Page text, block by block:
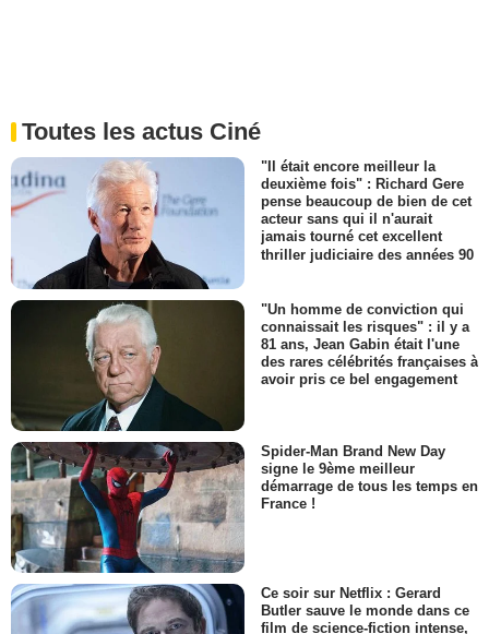
Toutes les actus Ciné
"Il était encore meilleur la
deuxième fois" : Richard Gere
pense beaucoup de bien de cet
acteur sans qui il n'aurait
jamais tourné cet excellent
thriller judiciaire des années 90
"Un homme de conviction qui
connaissait les risques" : il y a
81 ans, Jean Gabin était l'une
des rares célébrités françaises à
avoir pris ce bel engagement
Spider-Man Brand New Day
signe le 9ème meilleur
démarrage de tous les temps en
France !
Ce soir sur Netflix : Gerard
Butler sauve le monde dans ce
film de science-fiction intense,